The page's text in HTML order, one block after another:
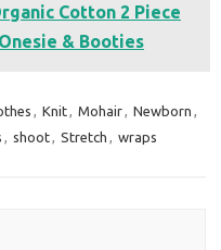
Cotton 2 Piece
& Booties
, Knit, Mohair, Newborn ,
, shoot, Stretch , wraps